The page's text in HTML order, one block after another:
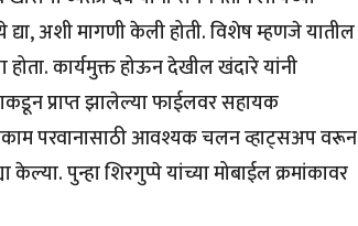
अशी मागणी केली होती. विशेष म्हणजे यातील
कार्यमुक्त होऊन देखील खंदारे यांनी
प्राप्त झालेल्या फाईलवर सहायक
परवानासाठी आवश्यक चलन व्हाट्सअप वरून
पुन्हा शिरगुप्पे यांच्या मोबाईल क्रमांकावर